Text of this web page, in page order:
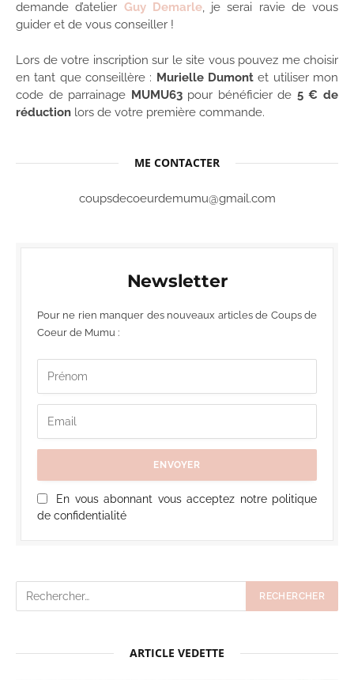
demande d’atelier Guy Demarle, je serai ravie de vous
guider et de vous conseiller !
Lors de votre inscription sur le site vous pouvez me choisir
en tant que conseillère : Murielle Dumont et utiliser mon
code de parrainage MUMU63pour bénéficier de 5 € de
réduction lors de votre première commande.
ME CONTACTER
coupsdecoeurdemumu@gmail.com
Newsletter
Pour ne rien manquer des nouveaux articles de Coups de
Coeur de Mumu :
En vous abonnant vous acceptez notre politique
de confidentialité
ARTICLE VEDETTE